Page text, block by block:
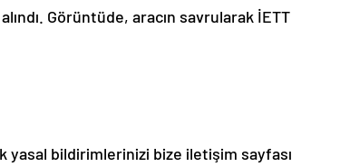
Görüntüde, aracın savrularak İETT
yasal bildirimlerinizi bize iletişim sayfası